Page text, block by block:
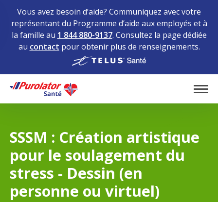
Vous avez besoin d’aide? Communiquez avec votre
représentant du Programme d’aide aux employés et à
la famille au 1 844 880-9137. Consultez la page dédiée
au contact pour obtenir plus de renseignements.
Home
SSSM : Création artistique
pour le soulagement du
stress - Dessin (en
personne ou virtuel)